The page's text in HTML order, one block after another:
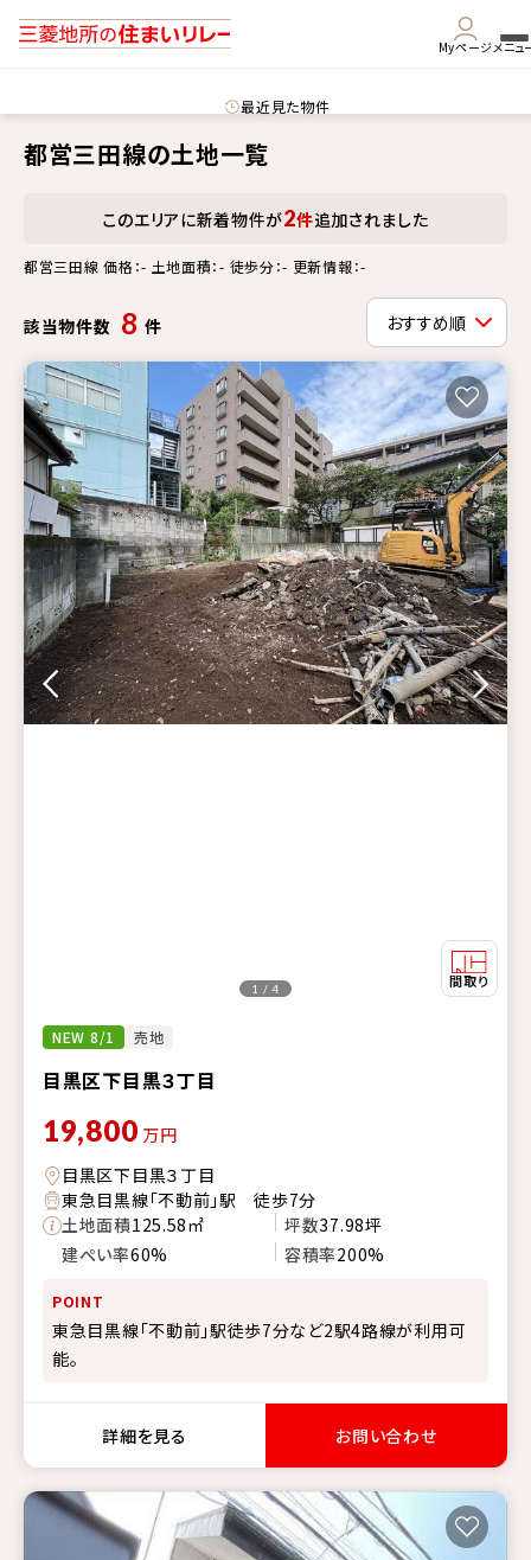
Myページメニュ
最近見た物件
都営三田線の土地一覧
このエリアに新着物件が2件追加されました
都営三田線 価格：- 土地面積：- 徒歩分：- 更新情報：-
該当物件数 8 件
NEW 8/1 売地
目黒区下目黒３丁目
1 / 4
19,800 万円
目黒区下目黒３丁目
東急目黒線「不動前」駅 徒歩7分
土地面積125.58㎡ 坪数37.98坪
建ぺい率60% 容積率200%
POINT
東急目黒線「不動前」駅徒歩7分など2駅4路線が利用可
能。
詳細を見る お問い合わせ